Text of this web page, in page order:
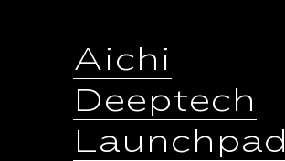
Aichi
Deeptech
Launchpad